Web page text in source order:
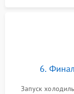
6.
Запуск